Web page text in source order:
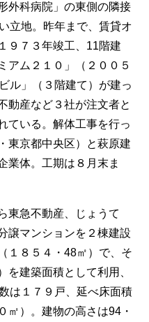
外科病院」の東側の隣接
立地。昨年まで、賃貸オ
９７３年竣工、11階建
アム２１０」（２００５
ル」（３階建て）が建っ
産など３社が注文者と
ている。解体工事を行っ
東京都中央区）と萩原建
業体。工期は８月末ま
東急不動産、じょうて
譲マンションを２棟建設
１８５４・48㎡）で、そ
を建築面積として利用、
は１７９戸、延べ床面積
㎡）。建物の高さは94・